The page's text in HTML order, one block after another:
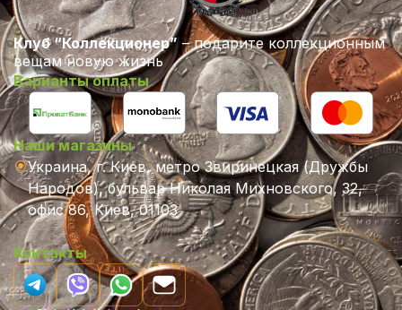
Клуб “Коллекционер” – подарите коллекционным
вещам новую жизнь
Варианты оплаты
Наши магазины
Украина, г. Киев, метро Звиринецкая (Дружбы
Народов), бульвар Николая Михновского, 32,
офис 86, Киев, 01103
Контакты